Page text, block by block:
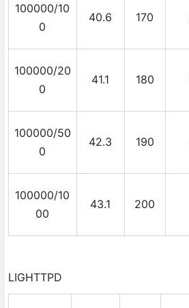
100000/10
0
40.6 170
100000/20
0
41.1 180
100000/50
0
42.3 190
100000/10
00
43.1 200
LIGHTTPD